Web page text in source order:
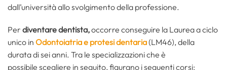
dall’università allo svolgimento della professione.
Per diventare dentista,occorre conseguire la Laurea a ciclo
unico in Odontoiatria e protesi dentaria(LM46), della
durata di sei anni. Tra le specializzazioni che è
possibile scegliere in seguito, figurano i seguenti corsi: